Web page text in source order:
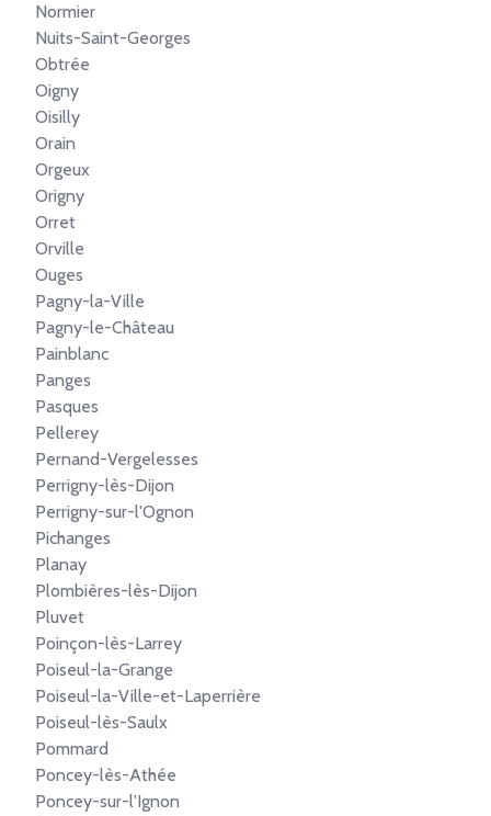
Normier
Nuits-Saint-Georges
Obtrée
Oigny
Oisilly
Orain
Orgeux
Origny
Orret
Orville
Ouges
Pagny-la-Ville
Pagny-le-Château
Painblanc
Panges
Pasques
Pellerey
Pernand-Vergelesses
Perrigny-lès-Dijon
Perrigny-sur-l'Ognon
Pichanges
Planay
Plombières-lès-Dijon
Pluvet
Poinçon-lès-Larrey
Poiseul-la-Grange
Poiseul-la-Ville-et-Laperrière
Poiseul-lès-Saulx
Pommard
Poncey-lès-Athée
Poncey-sur-l'Ignon